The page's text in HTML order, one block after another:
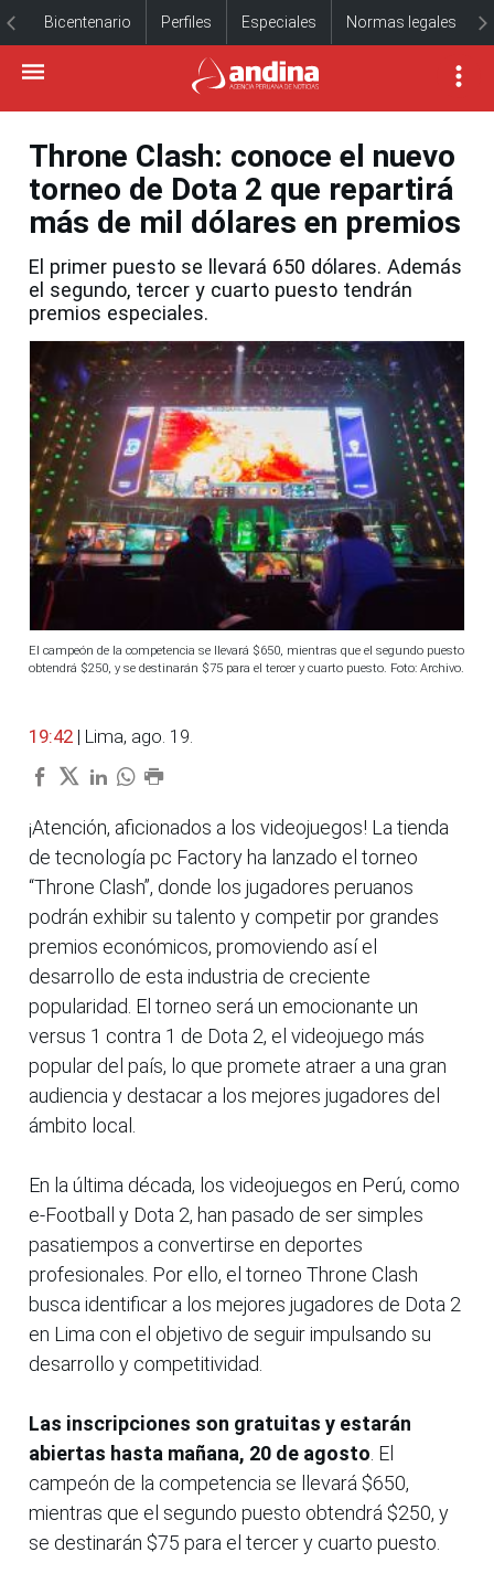
Bicentenario Perfiles Especiales Normas legales
Throne Clash: conoce el nuevo
torneo de Dota 2 que repartirá
más de mil dólares en premios
El primer puesto se llevará 650 dólares. Además
el segundo, tercer y cuarto puesto tendrán
premios especiales.
El campeón de la competencia se llevará $650, mientras que el segundo puesto
obtendrá $250, y se destinarán $75 para el tercer y cuarto puesto. Foto: Archivo.
19:42 | Lima, ago. 19.
¡Atención, aficionados a los videojuegos! La tienda
de tecnología pc Factory ha lanzado el torneo
“Throne Clash”, donde los jugadores peruanos
podrán exhibir su talento y competir por grandes
premios económicos, promoviendo así el
desarrollo de esta industria de creciente
popularidad. El torneo será un emocionante un
versus 1 contra 1 de Dota 2, el videojuego más
popular del país, lo que promete atraer a una gran
audiencia y destacar a los mejores jugadores del
ámbito local.
En la última década, los videojuegos en Perú, como
e-Football y Dota 2, han pasado de ser simples
pasatiempos a convertirse en deportes
profesionales. Por ello, el torneo Throne Clash
busca identificar a los mejores jugadores de Dota 2
en Lima con el objetivo de seguir impulsando su
desarrollo y competitividad.
Las inscripciones son gratuitas y estarán
abiertas hasta mañana, 20 de agosto . El
campeón de la competencia se llevará $650,
mientras que el segundo puesto obtendrá $250, y
se destinarán $75 para el tercer y cuarto puesto.